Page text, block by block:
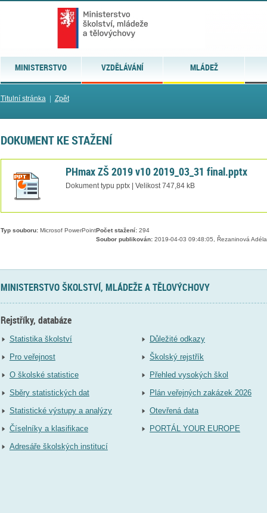
MINISTERSTVO VZDĚLÁVÁNÍ MLÁDEŽ
Titulní stránka| Zpět
DOKUMENT KE STAŽENÍ
PHmax ZŠ 2019 v10 2019_03_31 final.pptx
Dokument typu pptx | Velikost 747,84 kB
Typ souboru:Microsof PowerPointPočet stažení:294
Soubor publikován:2019-04-03 09:48:05, Řezaninová Adéla
MINISTERSTVO ŠKOLSTVÍ, MLÁDEŽE A TĚLOVÝCHOVY
Rejstříky, databáze
Statistika školství
Pro veřejnost
O školské statistice
Sběry statistických dat
Statistické výstupy a analýzy
Číselníky a klasifikace
Adresáře školských institucí
Důležité odkazy
Školský rejstřík
Přehled vysokých škol
Plán veřejných zakázek 2026
Otevřená data
PORTÁL YOUR EUROPE